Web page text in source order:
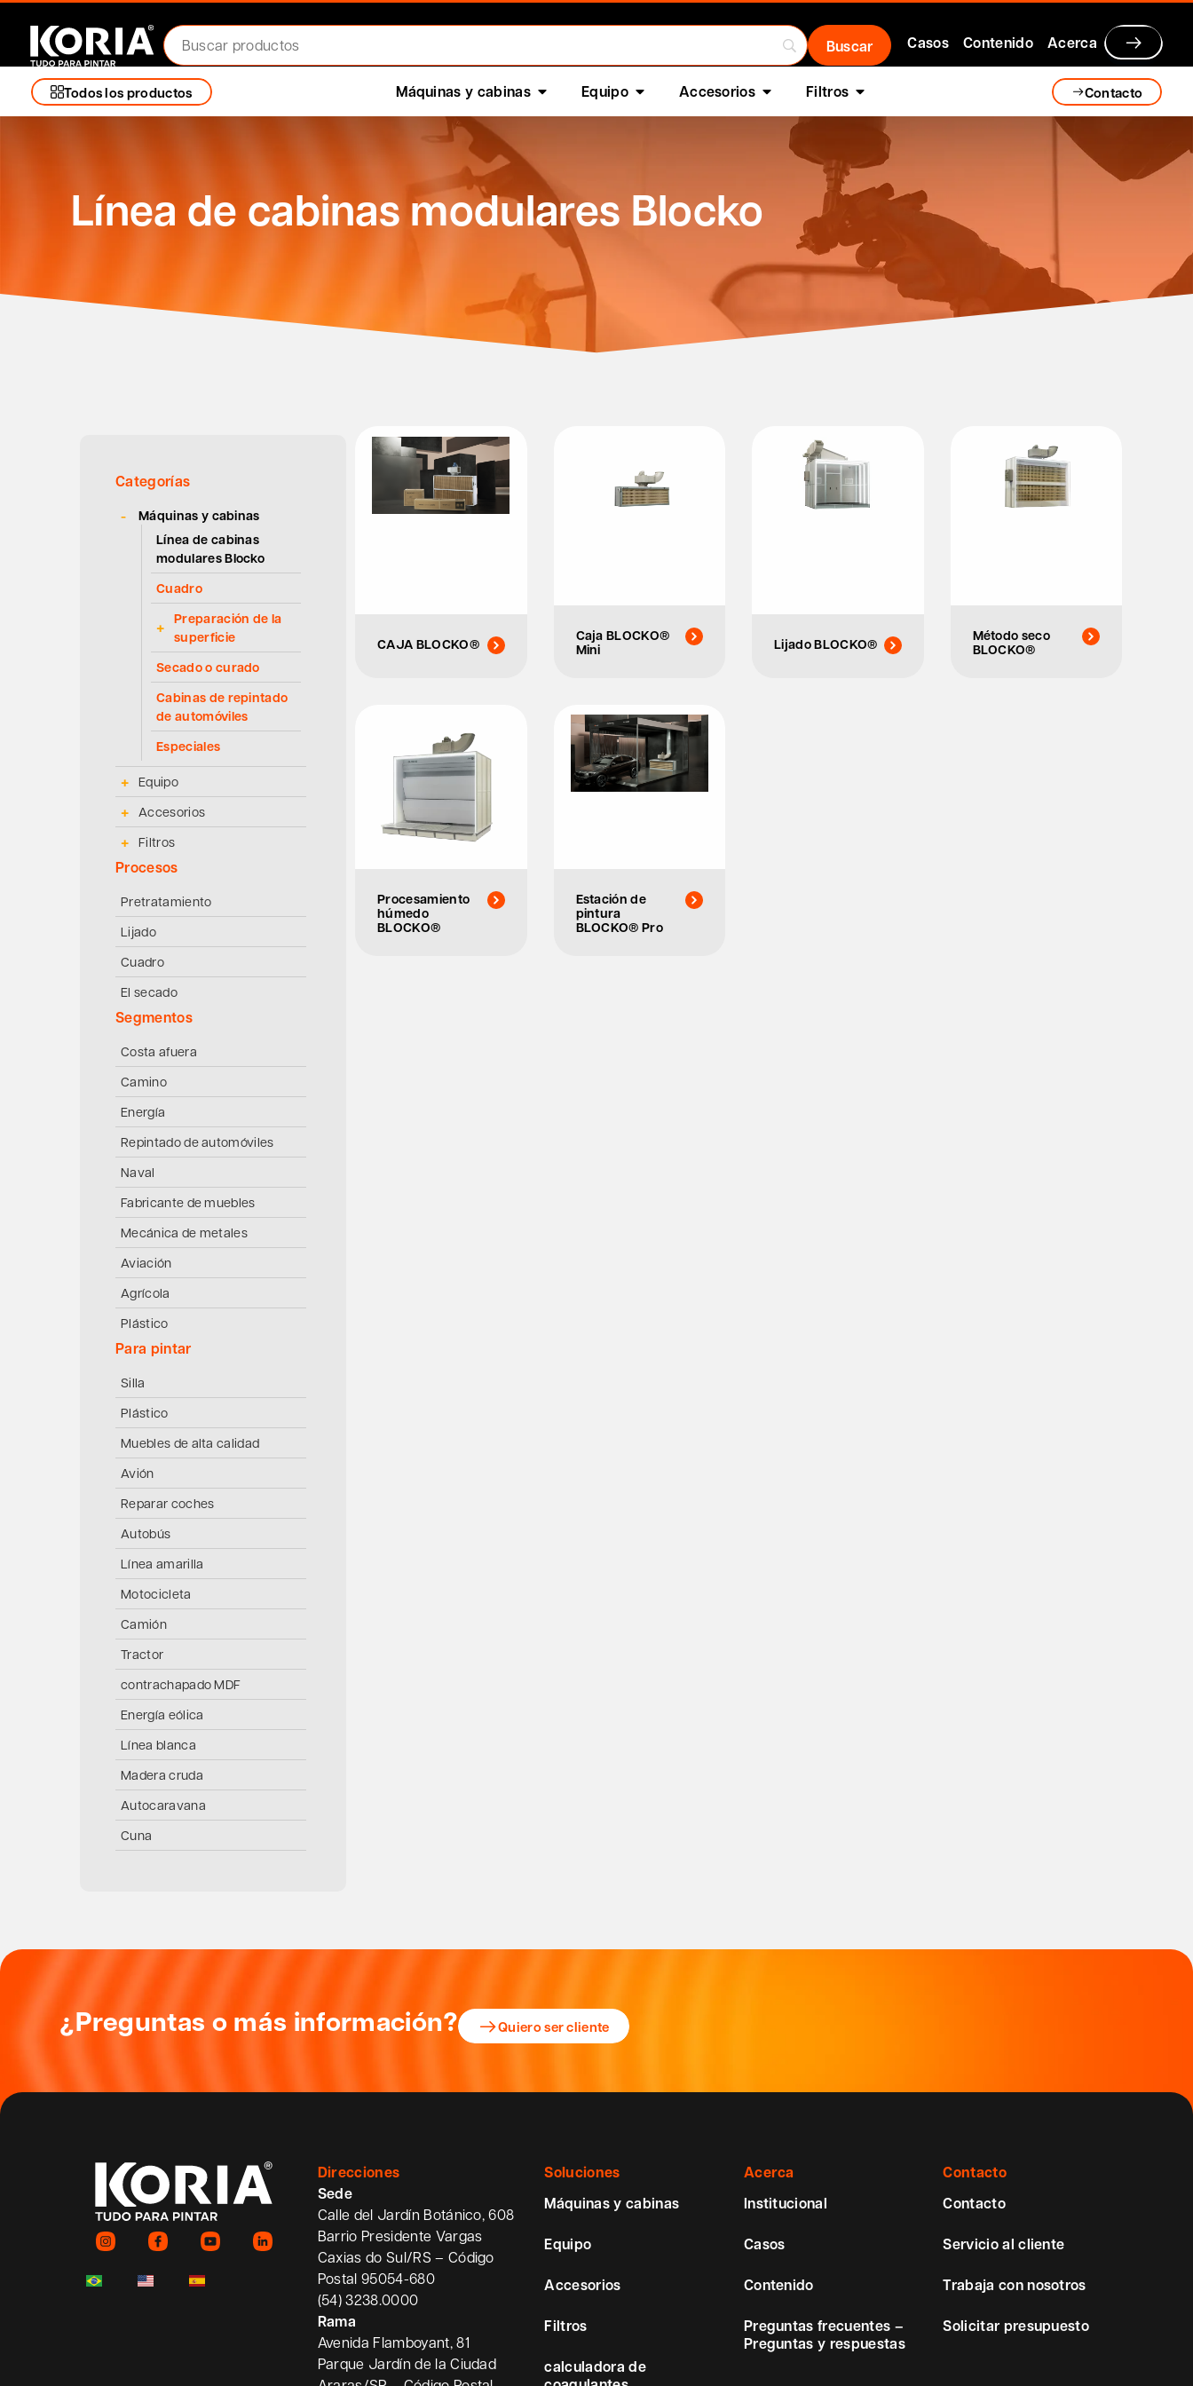
Casos Contenido Acerca
Todos los productos Máquinas y cabinas Equipo Accesorios Filtros Contacto
Línea de cabinas modulares Blocko
Categorías
Máquinas y cabinas
Línea de cabinas
modulares Blocko
Cuadro
Preparación de la
superficie
Secado o curado
Cabinas de repintado
de automóviles
Especiales
Equipo
Accesorios
Filtros
Procesos
Pretratamiento
Lijado
Cuadro
El secado
Segmentos
Costa afuera
Camino
Energía
Repintado de automóviles
Naval
Fabricante de muebles
Mecánica de metales
Aviación
Agrícola
Plástico
Para pintar
Silla
Plástico
Muebles de alta calidad
Avión
Reparar coches
Autobús
Línea amarilla
Motocicleta
Camión
Tractor
contrachapado MDF
Energía eólica
Línea blanca
Madera cruda
Autocaravana
Cuna
Guitarra
CAJA BLOCKO®
Caja BLOCKO®
Mini
Lijado BLOCKO®
Método seco
BLOCKO®
Procesamiento
húmedo
BLOCKO®
Estación de
pintura
BLOCKO® Pro
¿Preguntas o más información? Quiero ser cliente
Direcciones
Sede
Calle del Jardín Botánico, 608
Barrio Presidente Vargas
Caxias do Sul/RS – Código
Postal 95054-680
(54) 3238.0000
Rama
Avenida Flamboyant, 81
Parque Jardín de la Ciudad
Soluciones
Máquinas y cabinas
Equipo
Accesorios
Filtros
calculadora de
Acerca
Institucional
Casos
Contenido
Preguntas frecuentes –
Preguntas y respuestas
Contacto
Contacto
Servicio al cliente
Trabaja con nosotros
Solicitar presupuesto